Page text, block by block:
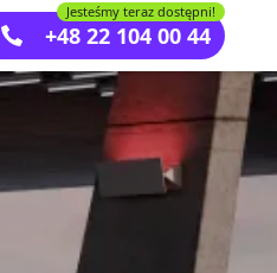
+48 22 104 00 44
Jesteśmy teraz dostępni!